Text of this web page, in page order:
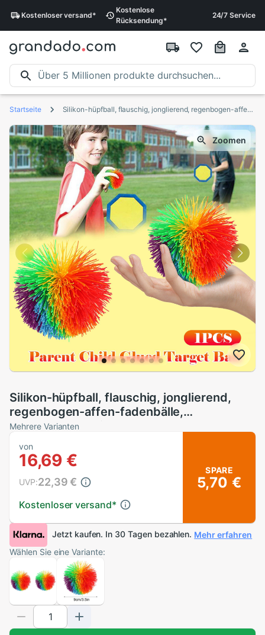
Kostenloserversand*
Kostenlose
Rücksendung*
24/7 Service
Startseite Silikon-hüpfball, flauschig, jonglierend, regenbogen-affen-fadenbälle, stressabbau-spielzeug, entspannungs-zappeln-spielzeug
Zoomen
Silikon-hüpfball, flauschig, jonglierend,
regenbogen-affen-fadenbälle,
stressabbau-spielzeug, entspannungs-
Mehrere Varianten
von
16,69 €
Kostenloser versand*
UVP:22,39 €
SPARE
5,70 €
Jetzt kaufen. In 30 Tagen bezahlen. Mehr erfahren
Wählen Sie eine Variante: